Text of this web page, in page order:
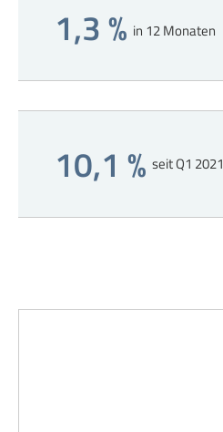
1,3 % in 12 Monaten
10,1 % seit Q1 2021